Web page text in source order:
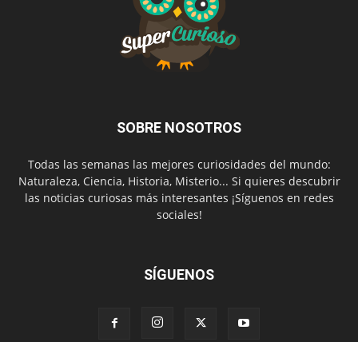
SOBRE NOSOTROS
Todas las semanas las mejores curiosidades del mundo:
Naturaleza, Ciencia, Historia, Misterio... Si quieres descubrir
las noticias curiosas más interesantes ¡Síguenos en redes
sociales!
SÍGUENOS